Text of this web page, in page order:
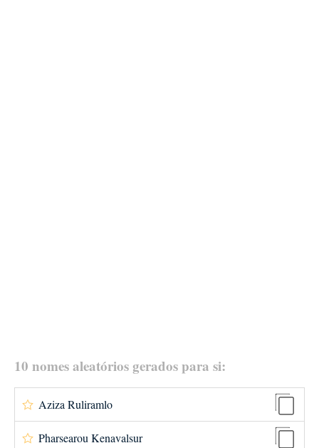
10 nomes aleatórios gerados para si:
Aziza Ruliramlo
Pharsearou Kenavalsur